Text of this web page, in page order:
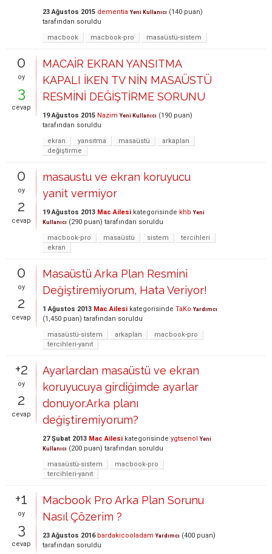
23 Ağustos 2015 dementia Yeni Kullanıcı (140 puan)
tarafından soruldu
macbook
macbook-pro masaüstü-sistem
0
oy
3
cevap
MACAİR EKRAN YANSITMA
KAPALI İKEN TV NİN MASAÜSTÜ
RESMİNİ DEĞİŞTİRME SORUNU
19 Ağustos 2015 Nazim Yeni Kullanıcı (190 puan)
tarafından soruldu
ekran
yansıtma masaüstü
arkaplan
değiştirme
0
oy
2
cevap
masaustu ve ekran koruyucu
yanit vermiyor
19 Ağustos 2013 Mac Ailesi kategorisinde khb Yeni
Kullanıcı (290 puan) tarafından soruldu
macbook-pro
masaüstü sistem
tercihleri
ekran
0
oy
2
cevap
Masaüstü Arka Plan Resmini
Değiştiremiyorum, Hata Veriyor!
1 Ağustos 2013 Mac Ailesi kategorisinde TaKo Yardımcı
(1,450 puan) tarafından soruldu
masaüstü-sistem
arkaplan
macbook-pro
tercihleri-yanıt
+2
oy
2
cevap
Ayarlardan masaüstü ve ekran
koruyucuya girdiğimde ayarlar
donuyor.Arka planı
değiştiremiyorum?
27 Şubat 2013 Mac Ailesi kategorisinde ygtsenol Yeni
Kullanıcı (200 puan) tarafından soruldu
masaüstü-sistem
macbook-pro
tercihleri-yanıt
+1
oy
3
cevap
Macbook Pro Arka Plan Sorunu
Nasıl Çözerim ?
23 Ağustos 2016 bardakicooladam Yardımcı (400 puan)
tarafından soruldu